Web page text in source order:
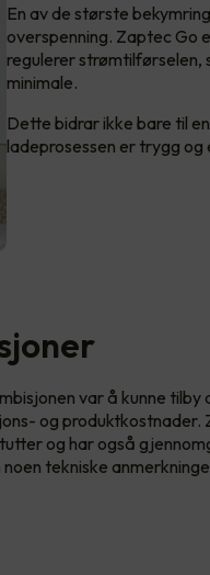
En av de største
overspenning. Zaptec Go
regulerer strømtilførselen,
minimale.
Dette bidrar ikke bare til
ladeprosessen er trygg og
var å kunne tilby
og produktkostnader.
og har også
noen tekniske